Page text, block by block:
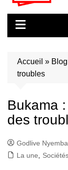
Accueil » Blog
troubles
Bukama
des
Godlive Nyemba
La une